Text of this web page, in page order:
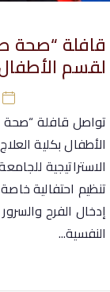
قافلة “صحة
لقسم
تواصل قافلة “صحة
الأطفال بكلية
الاستراتيجية
تنظيم احتفالية
إدخال الفرح
النفسية...